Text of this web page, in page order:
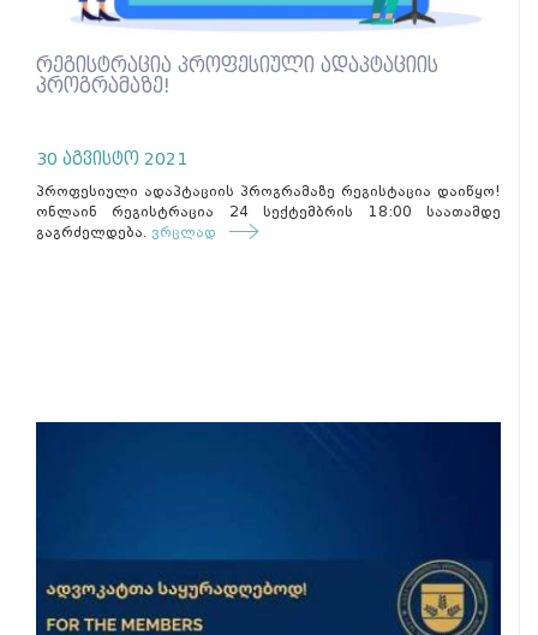
რეგისტრაცია პროფესიული ადაპტაციის
პროგრამაზე!
30 აგვისტო 2021
პროფესიული ადაპტაციის პროგრამაზე რეგისტაცია დაიწყო!
ონლაინ რეგისტრაცია 24 სექტემბრის 18:00 საათამდე
გაგრძელდება. ვრცლად